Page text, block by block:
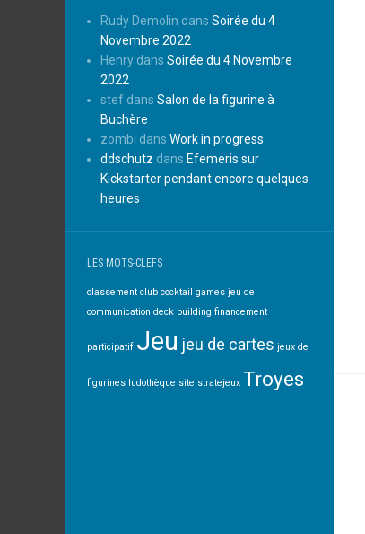
Rudy Demolin dans Soirée du 4
Novembre 2022
Henry dans Soirée du 4 Novembre
2022
stef dans Salon de la figurine à
Buchère
zombi dans Work in progress
ddschutz dans Efemeris sur
Kickstarter pendant encore quelques
heures
LES MOTS-CLEFS
classement club cocktail games jeu de
communication deck building financement
participatif Jeu jeu de cartes jeux de
figurines ludothèque site stratejeux Troyes